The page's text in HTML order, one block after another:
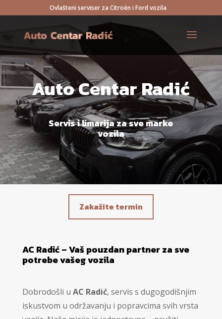
Ovlašteni serviser za Citroën i Ford vozila
Auto Centar Radić
Servis i limarija za sve marke
vozila
Zakažite termin
AC Radić – Vaš pouzdan partner za sve
potrebe vašeg vozila
Dobrodošli u AC Radić, servis s dugogodišnjim
iskustvom u održavanju i popravcima svih vrsta